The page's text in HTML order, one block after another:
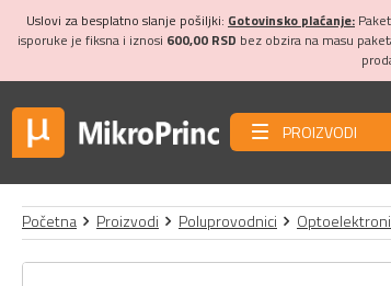
Uslovi za besplatno slanje pošiljki: Gotovinsko plaćanje:
isporuke je fiksna i iznosi 600,00 RSD bez obzira na masu
PROIZVODI
Početna Proizvodi Poluprovodnici